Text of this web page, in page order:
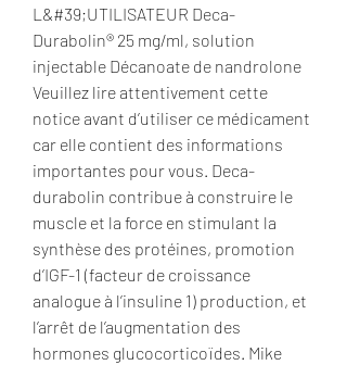
L&#39;UTILISATEUR Deca-
Durabolin® 25 mg/ml, solution
injectable Décanoate de nandrolone
Veuillez lire attentivement cette
notice avant d’utiliser ce médicament
car elle contient des informations
importantes pour vous. Deca-
durabolin contribue à construire le
muscle et la force en stimulant la
synthèse des protéines, promotion
d’IGF-1 (facteur de croissance
analogue à l’insuline 1) production, et
l’arrêt de l’augmentation des
hormones glucocorticoïdes. Mike